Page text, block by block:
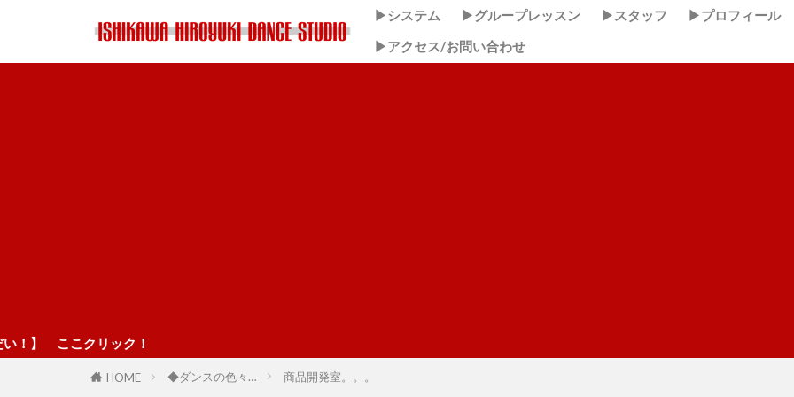
▶システム ▶グループレッスン ▶スタッフ
▶プロフィール
▶アクセス/お問い合わせ
！
HOME ◆ダンスの色々… 商品開発室。。。